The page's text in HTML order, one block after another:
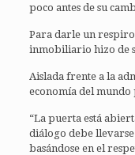
poco antes de su
Para darle un
inmobiliario hizo de
Aislada frente a la
economía del mundo
“La puerta está
diálogo debe
basándose en el